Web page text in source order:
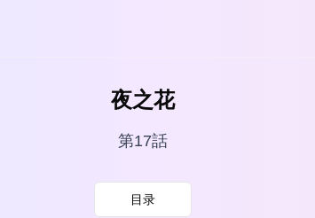
夜之花
第17話
目录